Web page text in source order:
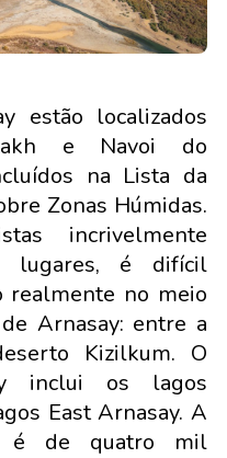
estão localizados
e Navoi do
na Lista da
Zonas Húmidas.
incrivelmente
lugares, é difícil
realmente no meio
Arnasay: entre a
Kizilkum. O
inclui os lagos
East Arnasay. A
é de quatro mil